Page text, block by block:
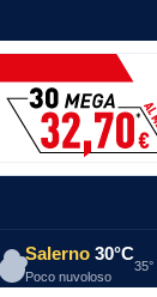
Salerno 30°C
Poco nuvoloso
35°